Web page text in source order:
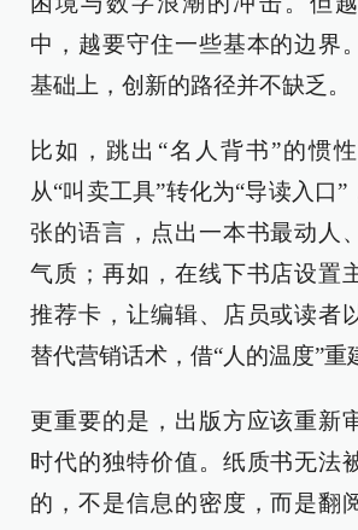
中，越要守住一些基本的边界
基础上，创新的路径并不缺乏。
比如，跳出“名人背书”的惯
从“叫卖工具”转化为“导读入口
张的语言，点出一本书最动人
气质；再如，在线下书店设置
推荐卡，让编辑、店员或读者
替代营销话术，借“人的温度”重
更重要的是，出版方应该重新
时代的独特价值。纸质书无法
的，不是信息的密度，而是翻